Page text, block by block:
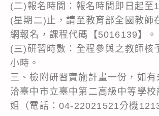
(二)報名時間：報名時間即日起至
(星期二)止，請至教育部全國教師
網報名，課程代碼【5016139】。
(三)研習時數：全程參與之教師核
小時。
三、檢附研習實施計畫一份，如有
洽臺中市立臺中第二高級中等學
姐（電話：04-22021521分機